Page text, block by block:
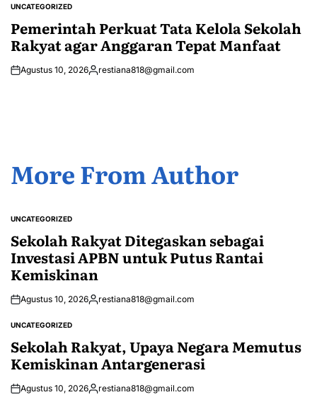
POSTED
UNCATEGORIZED
Pemerintah Perkuat Tata Kelola Sekolah
Rakyat agar Anggaran Tepat Manfaat
Agustus 10, 2026Posted
restiana818@gmail.com
More From Author
POSTED
IN
UNCATEGORIZED
Sekolah Rakyat Ditegaskan sebagai
Investasi APBN untuk Putus Rantai
Kemiskinan
Agustus 10, 2026Posted
restiana818@gmail.com
POSTED
IN
UNCATEGORIZED
Sekolah Rakyat, Upaya Negara Memutus
Kemiskinan Antargenerasi
Agustus 10, 2026Posted
restiana818@gmail.com